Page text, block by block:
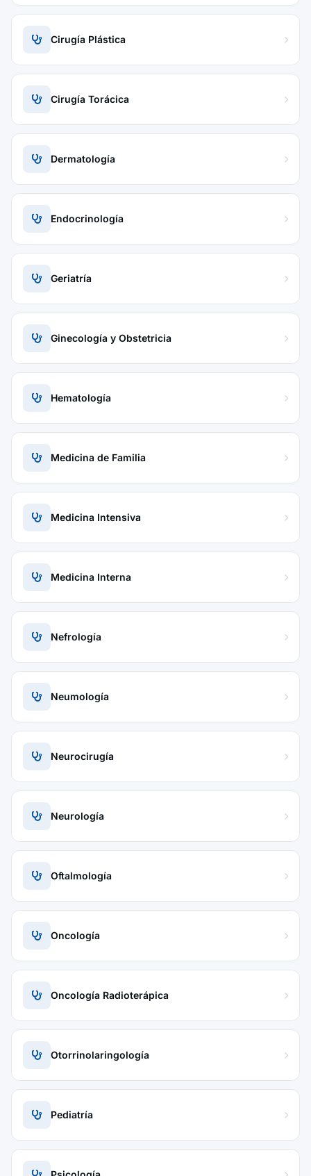
Cirugía Plástica
Cirugía Torácica
Dermatología
Endocrinología
Geriatría
Ginecología y Obstetricia
Hematología
Medicina de Familia
Medicina Intensiva
Medicina Interna
Nefrología
Neumología
Neurocirugía
Neurología
Oftalmología
Oncología
Oncología Radioterápica
Otorrinolaringología
Pediatría